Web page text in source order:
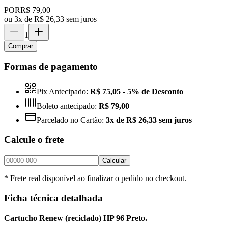
PORR$ 79,00
ou 3x de R$ 26,33 sem juros
1
Comprar
Formas de pagamento
Pix Antecipado: R$ 75,05 - 5% de Desconto
Boleto antecipado: R$ 79,00
Parcelado no Cartão: 3x de R$ 26,33 sem juros
Calcule o frete
Calcular
* Frete real disponível ao finalizar o pedido no checkout.
Ficha técnica detalhada
Cartucho Renew (reciclado) HP 96 Preto.